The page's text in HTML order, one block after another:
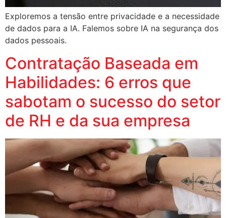
Exploremos a tensão entre privacidade e a necessidade
de dados para a IA. Falemos sobre IA na segurança dos
dados pessoais.
Contratação Baseada em
Habilidades: 6 erros que
sabotam o sucesso do setor
de RH e da sua empresa